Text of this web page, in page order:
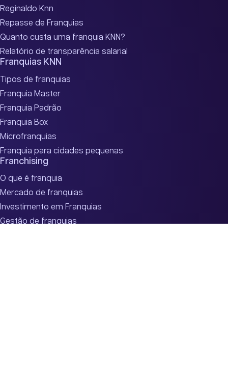
Reginaldo Knn
Repasse de Franquias
Quanto custa uma franquia KNN?
Relatório de transparência salarial
Franquias KNN
Tipos de franquias
Franquia Master
Franquia Padrão
Franquia Box
Microfranquias
Franquia para cidades pequenas
Franchising
O que é franquia
Mercado de franquias
Investimento em Franquias
Gestão de franquias